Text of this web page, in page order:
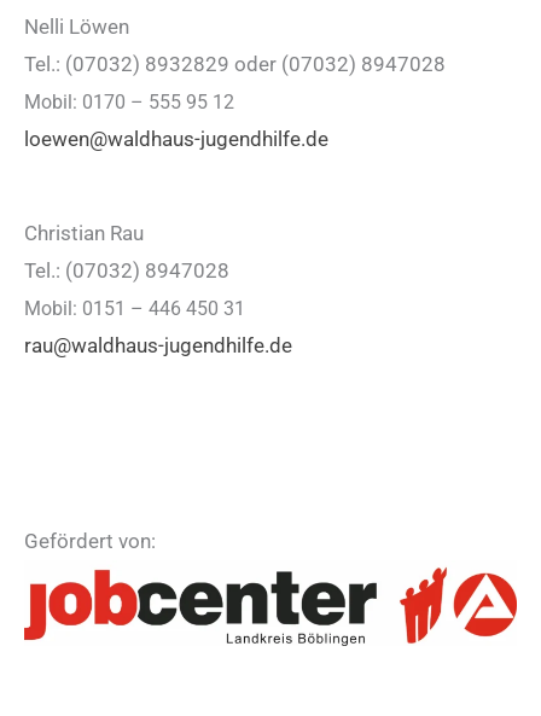
Nelli Löwen
Tel.: (07032) 8932829 oder (07032) 8947028
Mobil: 0170 – 555 95 12
loewen@waldhaus-jugendhilfe.de
Christian Rau
Tel.: (07032) 8947028
Mobil: 0151 – 446 450 31
rau@waldhaus-jugendhilfe.de
Gefördert von: